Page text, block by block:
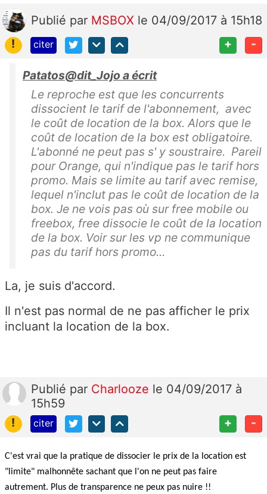
Publié par MSBOX le 04/09/2017 à 15h18
!
citer + -
Patatos@dit_Jojo a écrit
Le reproche est que les concurrents
dissocient le tarif de l'abonnement, avec
le coût de location de la box. Alors que le
coût de location de la box est obligatoire.
L'abonné ne peut pas s' y soustraire. Pareil
pour Orange, qui n'indique pas le tarif hors
promo. Mais se limite au tarif avec remise,
lequel n'inclut pas le coût de location de la
box. Je ne vois pas où sur free mobile ou
freebox, free dissocie le coût de la location
de la box. Voir sur les vp ne communique
pas du tarif hors promo...
La, je suis d'accord.
Il n'est pas normal de ne pas afficher le prix
incluant la location de la box.
Publié par Charlooze le 04/09/2017 à
15h59
!
citer + -
C'est vrai que la pratique de dissocier le prix de la location est
"limite" malhonnête sachant que l'on ne peut pas faire
autrement. Plus de transparence ne peux pas nuire !!